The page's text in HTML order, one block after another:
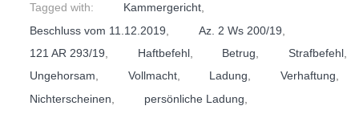
Tagged with: Kammergericht,
Beschluss vom 11.12.2019
Az. 2 Ws 200/19
121 AR 293/19
Haftbefehl, Betrug Strafbefehl,
Ungehorsam, Vollmacht, Ladung, Verhaftung,
Nichterscheinen
persönliche Ladung